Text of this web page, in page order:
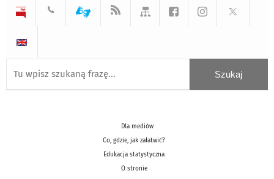
Dla mediów
Co, gdzie, jak załatwić?
Edukacja statystyczna
O stronie